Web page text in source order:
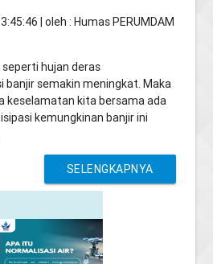
| oleh : Humas PERUMDAM
hujan deras
banjir semakin meningkat. Maka
keselamatan kita bersama ada
kemungkinan banjir ini
SELENGKAPNYA